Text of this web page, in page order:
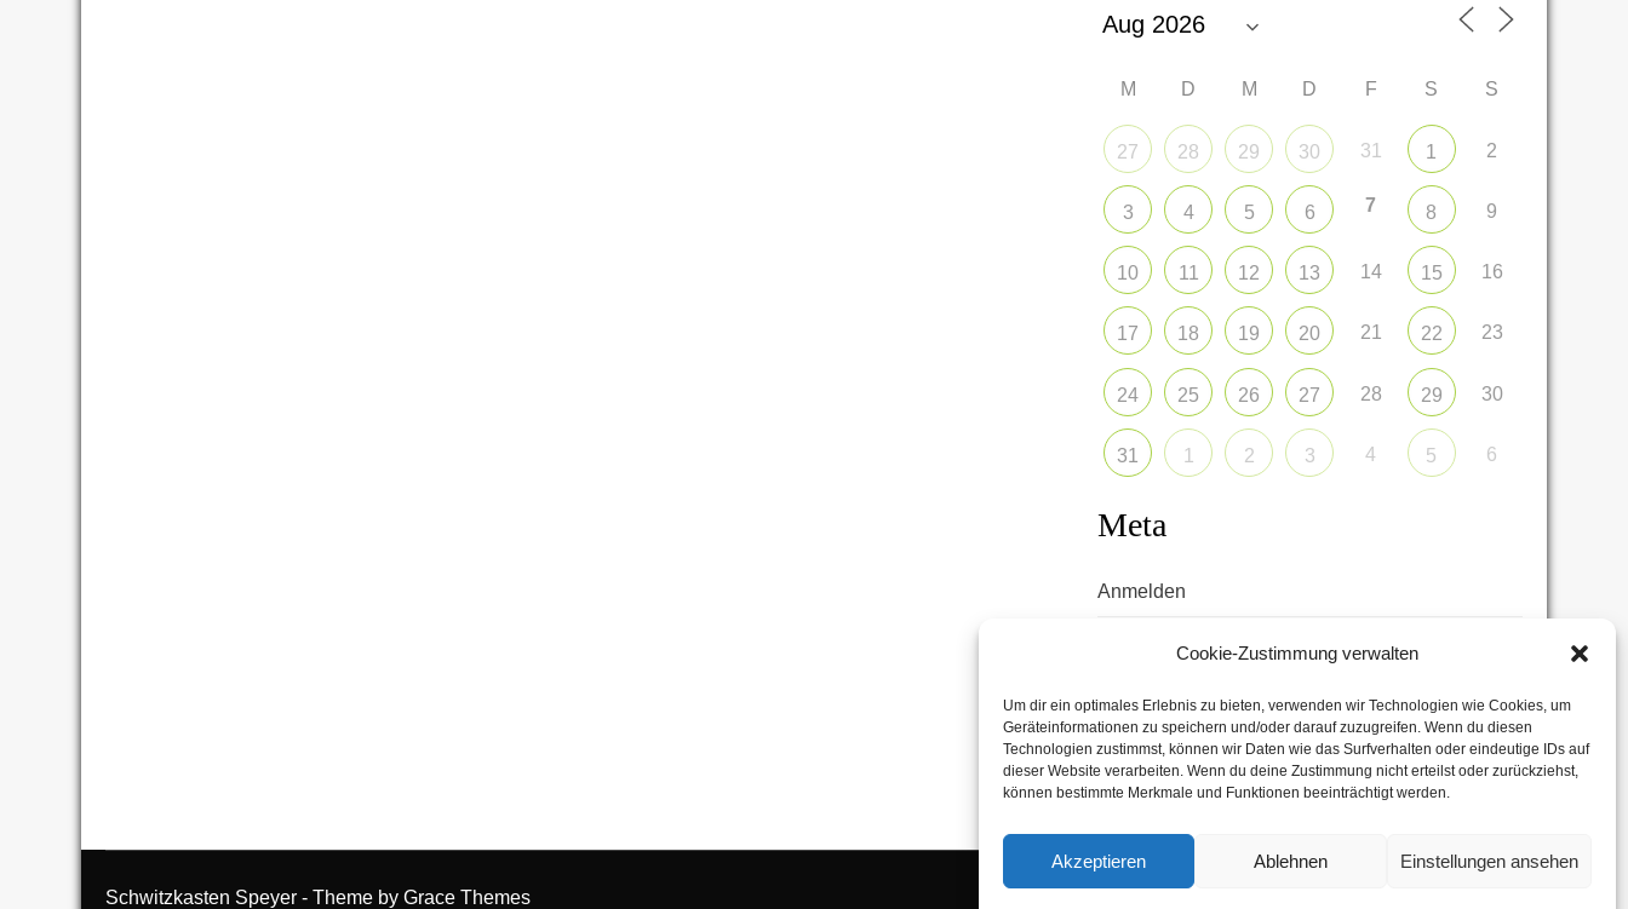
Cookie-Zustimmung verwalten
Um dir ein optimales Erlebnis zu bieten, verwenden wir Technologien wie Cookies, um
Geräteinformationen zu speichern und/oder darauf zuzugreifen. Wenn du diesen
Technologien zustimmst, können wir Daten wie das Surfverhalten oder eindeutige IDs auf
dieser Website verarbeiten. Wenn du deine Zustimmung nicht erteilst oder zurückziehst,
können bestimmte Merkmale und Funktionen beeinträchtigt werden.
Akzeptieren Ablehnen Einstellungen ansehen
M D M D F S S
27 28 29 30 31 1 2
3 4 5 6 7 8 9
10 11 12 13 14 15 16
17 18 19 20 21 22 23
24 25 26 27 28 29 30
31 1 2 3 4 5 6
Meta
Anmelden
WordPress.org
Schwitzkasten Speyer - Theme by Grace Themes